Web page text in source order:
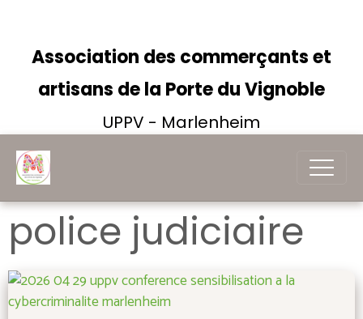
Association des commerçants et
artisans de la Porte du Vignoble
UPPV - Marlenheim
police judiciaire